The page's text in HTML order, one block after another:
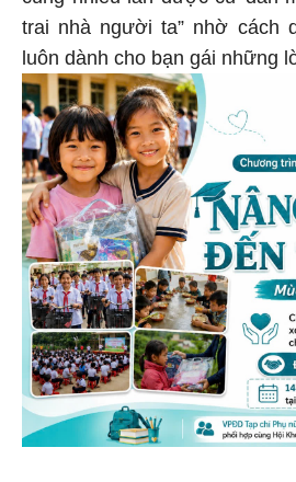
trai nhà người ta” nhờ cách
luôn dành cho bạn gái những